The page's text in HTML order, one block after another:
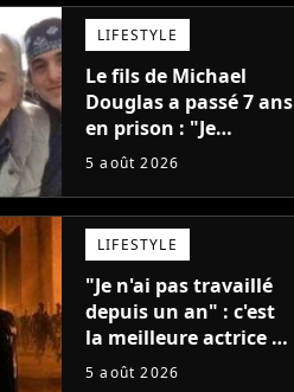
LIFESTYLE
Le fils de Michael
Douglas a passé 7 ans
en prison : "Je
distribuais des joints
5 août 2026
LIFESTYLE
"Je n'ai pas travaillé
depuis un an" : c'est
la meilleure actrice de
L'Odyssée, mais
5 août 2026